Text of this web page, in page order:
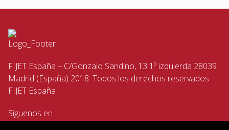
FIJET España – C/Gonzalo Sandino, 13 1º izquierda 28039
Madrid (España) 2018. Todos los derechos reservados
FIJET España
Siguenos en